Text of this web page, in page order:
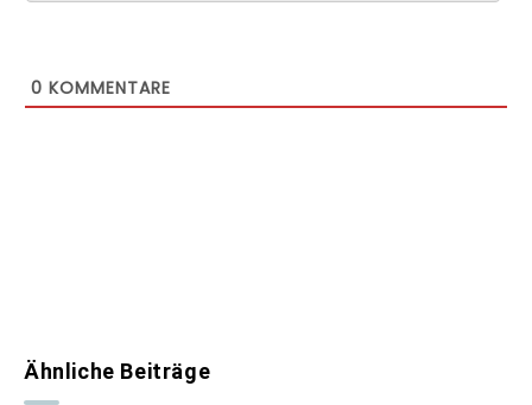
0 KOMMENTARE
Ähnliche Beiträge